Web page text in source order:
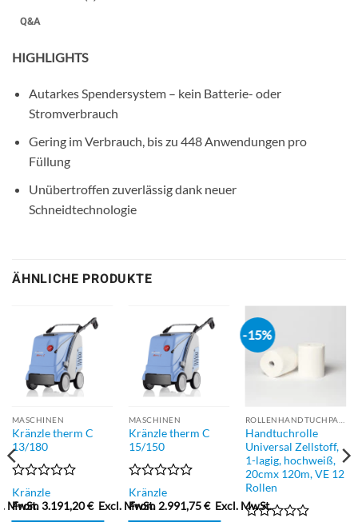
Q&A
HIGHLIGHTS
Autarkes Spendersystem – kein Batterie- oder
Stromverbrauch
Gering im Verbrauch, bis zu 448 Anwendungen pro
Füllung
Unübertroffen zuverlässig dank neuer
Schneidtechnologie
ÄHNLICHE PRODUKTE
MASCHINEN
Kränzle therm C
13/180
Bewertet
mit
0
Kränzle
From3.191,20€ Excl. MwSt.
MASCHINEN
Kränzle therm C
15/150
Bewertet
mit
0
Kränzle
From2.991,75€ Excl. MwSt.
-15%
Handtuchrolle
Universal Zellstoff,
1-lagig, hochweiß,
20cmx 120m, VE 12
Rollen
MwSt.